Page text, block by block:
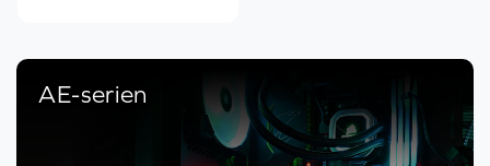
AE-serien